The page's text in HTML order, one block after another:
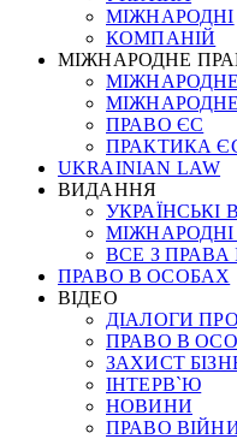
МІЖНАРОДНІ
КОМПАНІЙ
МІЖНАРОДНЕ
ПРАВО ЄС
ПРАКТИКА
UKRAINIAN LAW
ВИДАННЯ
УКРАЇНСЬКІ
ВСЕ З ПРАВА
ПРАВО В ОСОБАХ
ВІДЕО
ДІАЛОГИ
ПРАВО В
ЗАХИСТ
ІНТЕРВ`Ю
НОВИНИ
ПРАВО